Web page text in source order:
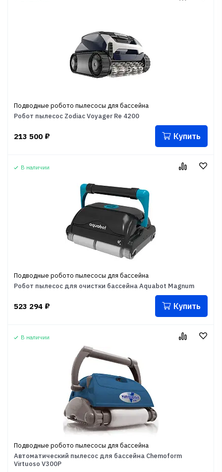
Подводные робото пылесосы для бассейна
Робот пылесос Zodiac Voyager Re 4200
213 500 ₽ Купить
В наличии
Подводные робото пылесосы для бассейна
Робот пылесос для очистки бассейна Aquabot Magnum
523 294 ₽ Купить
В наличии
Подводные робото пылесосы для бассейна
Автоматический пылесос для бассейна Chemoform
Virtuoso V300P